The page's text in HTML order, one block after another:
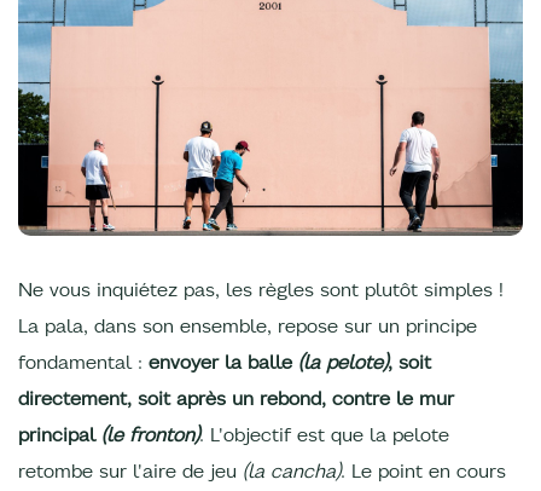
Ne vous inquiétez pas, les règles sont plutôt simples !
La pala, dans son ensemble, repose sur un principe
fondamental : envoyer la balle(la pelote), soit
directement, soit après un rebond, contre le mur
principal(le fronton). L'objectif est que la pelote
retombe sur l'aire de jeu (la cancha). Le point en cours